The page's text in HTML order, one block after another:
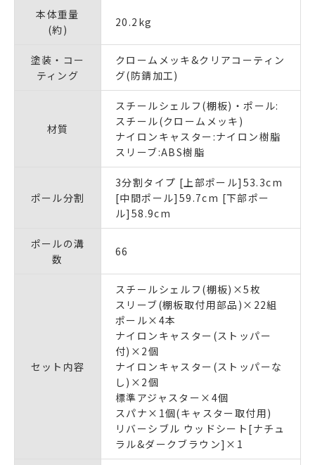
本体重量
(約)
20.2kg
塗装・コー
ティング
クロームメッキ&クリアコーティン
グ(防錆加工)
材質
スチールシェルフ(棚板)・ポール:
スチール(クロームメッキ)
ナイロンキャスター:ナイロン樹脂
スリーブ:ABS樹脂
ポール分割
3分割タイプ [上部ポール]53.3cm
[中間ポール]59.7cm [下部ポー
ル]58.9cm
ポールの溝
数
66
セット内容
スチールシェルフ(棚板)×5枚
スリーブ(棚板取付用部品)×22組
ポール×4本
ナイロンキャスター(ストッパー
付)×2個
ナイロンキャスター(ストッパーな
し)×2個
標準アジャスター×4個
スパナ×1個(キャスター取付用)
リバーシブル ウッドシート[ナチュ
ラル&ダークブラウン]×1